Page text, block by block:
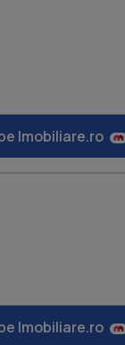
Imobiliare.ro
Imobiliare.ro